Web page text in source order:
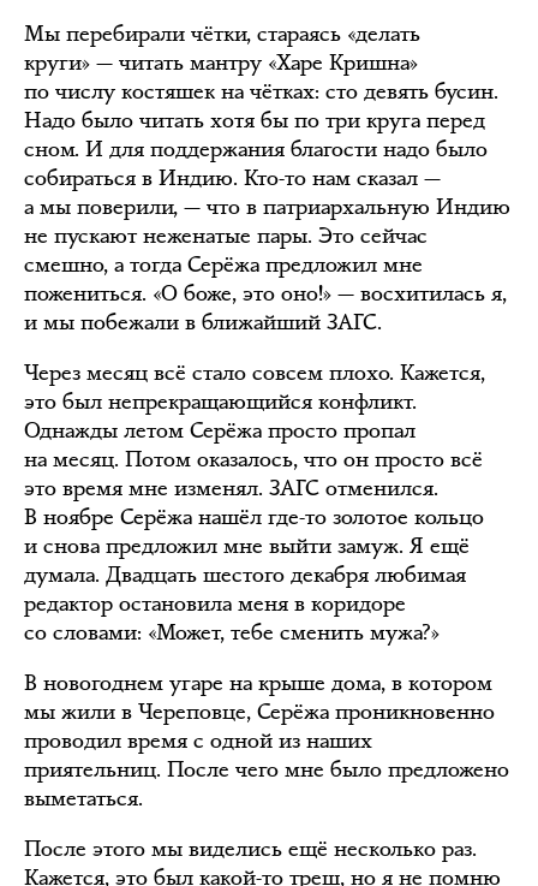
Мы перебирали чётки, стараясь «делать
круги» — читать мантру «Харе Кришна»
по числу костяшек на чётках: сто девять бусин.
Надо было читать хотя бы по три круга перед
сном. И для поддержания благости надо было
собираться в Индию. Кто-то нам сказал —
а мы поверили, — что в патриархальную Индию
не пускают неженатые пары. Это сейчас
смешно, а тогда Серёжа предложил мне
пожениться. «О боже, это оно!» — восхитилась я,
и мы побежали в ближайший ЗАГС.
Через месяц всё стало совсем плохо. Кажется,
это был непрекращающийся конфликт.
Однажды летом Серёжа просто пропал
на месяц. Потом оказалось, что он просто всё
это время мне изменял. ЗАГС отменился.
В ноябре Серёжа нашёл где-то золотое кольцо
и снова предложил мне выйти замуж. Я ещё
думала. Двадцать шестого декабря любимая
редактор остановила меня в коридоре
со словами: «Может, тебе сменить мужа?»
В новогоднем угаре на крыше дома, в котором
мы жили в Череповце, Серёжа проникновенно
проводил время с одной из наших
приятельниц. После чего мне было предложено
выметаться.
После этого мы виделись ещё несколько раз.
Кажется, это был какой-то треш, но я не помню